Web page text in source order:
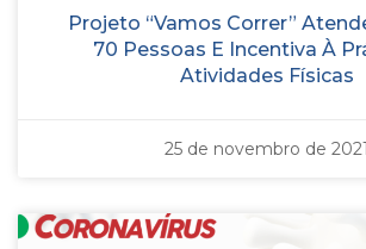
Projeto “Vamos Correr”
70 Pessoas E Incentiva À
Atividades Físicas
25 de novembro de 2021